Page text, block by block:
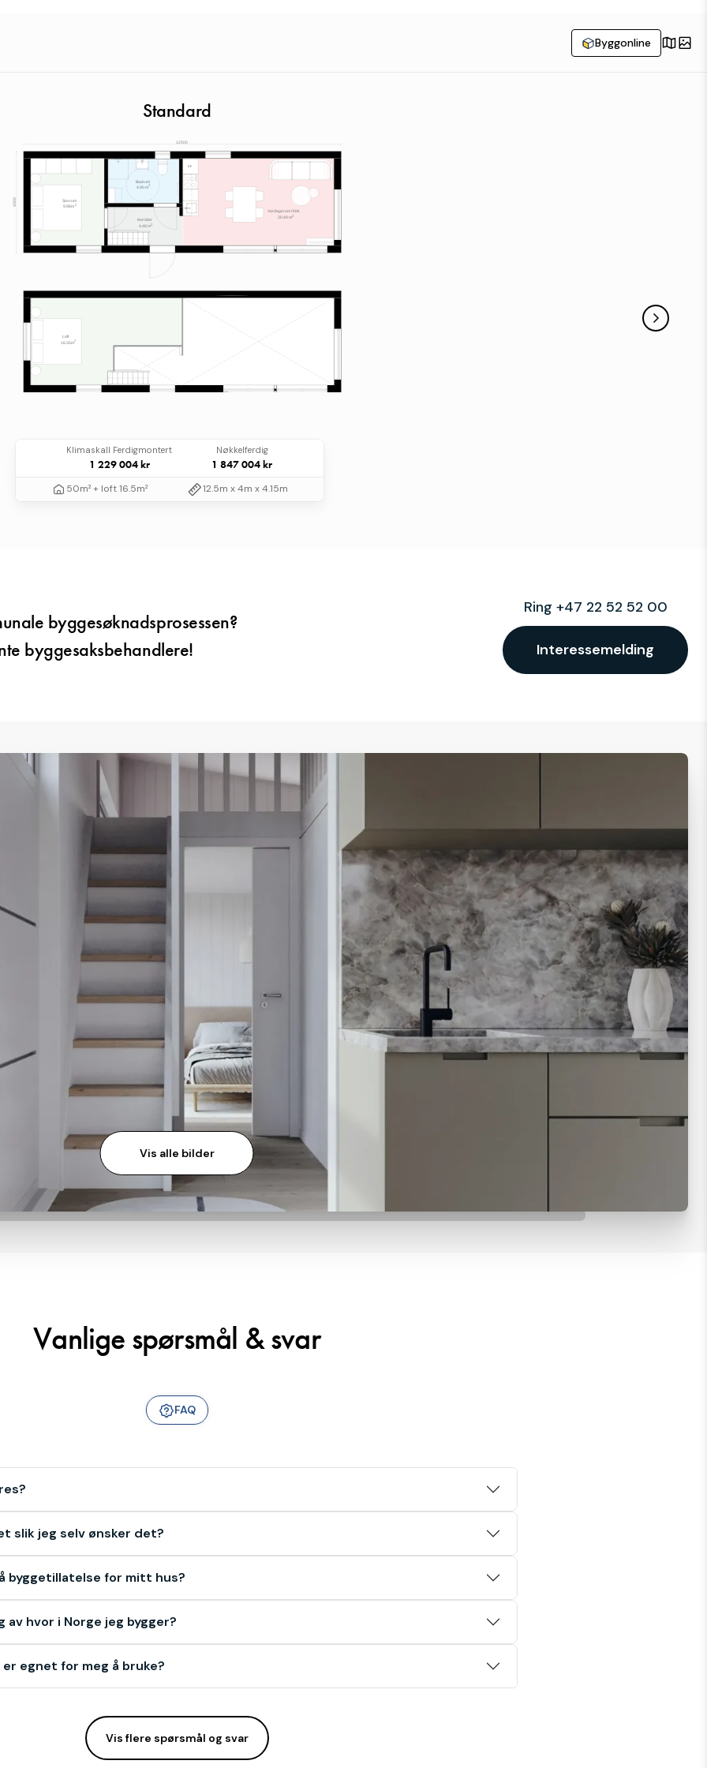
Byggonline
Standard
Klimaskall Ferdigmontert
1 229 004 kr
Nøkkelferdig
1 847 004 kr
50m² + loft 16.5m² 12.5m x 4m x 4.15m
byggesøknadsprosessen?
byggesaksbehandlere!
Ring +47 22 52 52 00
Interessemelding
Vis alle bilder
Vanlige spørsmål & svar
FAQ
slik jeg selv ønsker det?
byggetillatelse for mitt hus?
av hvor i Norge jeg bygger?
egnet for meg å bruke?
Vis flere spørsmål og svar